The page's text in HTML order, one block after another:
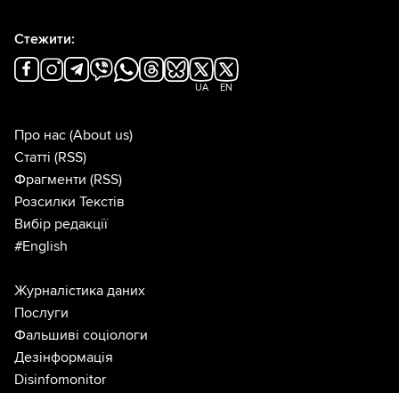
Стежити:
UA EN
Про нас (About us)
Статті (RSS)
Фрагменти (RSS)
Розсилки Текстів
Вибір редакції
#English
Журналістика даних
Послуги
Фальшиві соціологи
Дезінформація
Disinfomonitor